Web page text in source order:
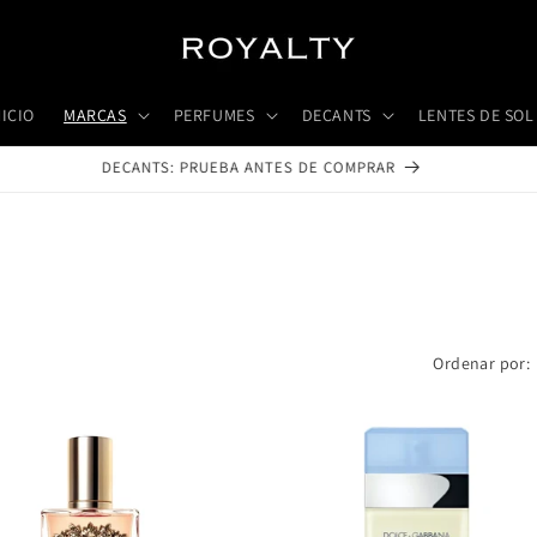
MARCAS PERFUMES DECANTS LENTES DE SOL
DECANTS: PRUEBA ANTES DE COMPRAR
Ordenar por: